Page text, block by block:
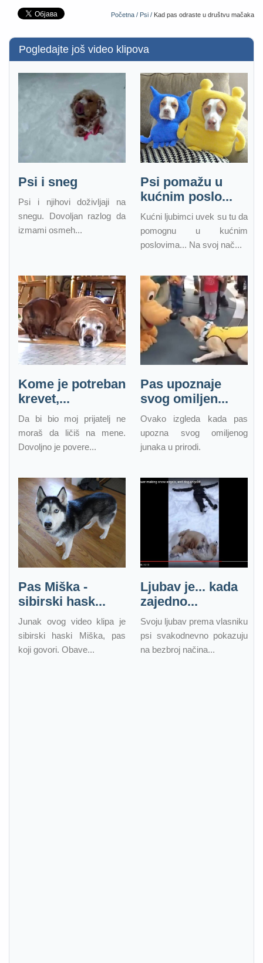
Početna / Psi / Kad pas odraste u društvu mačaka
Pogledajte još video klipova
Psi i sneg
Psi i njihovi doživljaji na
snegu. Dovoljan razlog da
izmami osmeh...
Psi pomažu u
kućnim poslo...
Kućni ljubimci uvek su tu da
pomognu u kućnim
poslovima... Na svoj nač...
Kome je potreban
krevet,...
Da bi bio moj prijatelj ne
moraš da ličiš na mene.
Dovoljno je povere...
Pas upoznaje
svog omiljen...
Ovako izgleda kada pas
upozna svog omiljenog
junaka u prirodi.
Pas Miška -
sibirski hask...
Junak ovog video klipa je
sibirski haski Miška, pas
koji govori. Obave...
Ljubav je... kada
zajedno...
Svoju ljubav prema vlasniku
psi svakodnevno pokazuju
na bezbroj načina...